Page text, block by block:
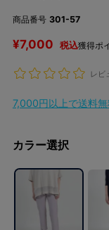
商品番号 301-57
¥7,000 税込獲得ポ
レビ
7,000円以上で送料無
カラー選択